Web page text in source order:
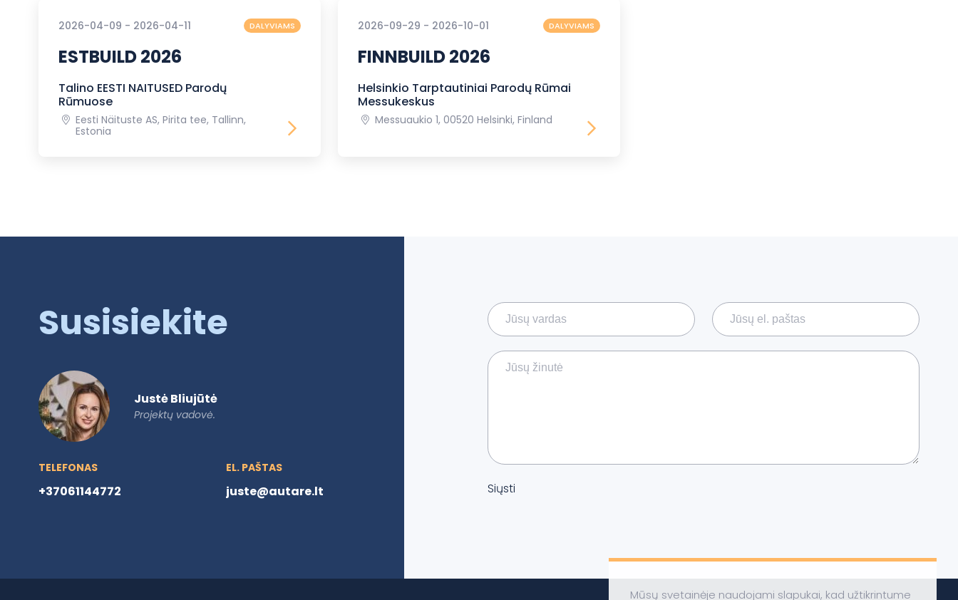
2026-04-09 - 2026-04-11 DALYVIAMS
ESTBUILD 2026
Talino EESTI NAITUSED Parodų
Rūmuose
Eesti Näituste AS, Pirita tee, Tallinn,
Estonia
2026-09-29 - 2026-10-01 DALYVIAMS
FINNBUILD 2026
Helsinkio Tarptautiniai Parodų Rūmai
Messukeskus
Messuaukio 1, 00520 Helsinki, Finland
Susisiekite
Justė Bliujūtė
Projektų vadovė.
TELEFONAS
+37061144772
EL. PAŠTAS
juste@autare.lt Siųsti
Mūsų svetainėje naudojami slapukai, kad užtikrintume